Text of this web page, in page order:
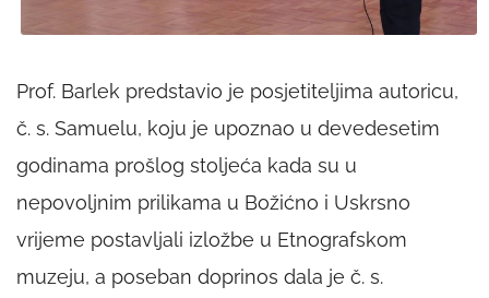
Prof. Barlek predstavio je posjetiteljima autoricu,
č. s. Samuelu, koju je upoznao u devedesetim
godinama prošlog stoljeća kada su u
nepovoljnim prilikama u Božićno i Uskrsno
vrijeme postavljali izložbe u Etnografskom
muzeju, a poseban doprinos dala je č. s.